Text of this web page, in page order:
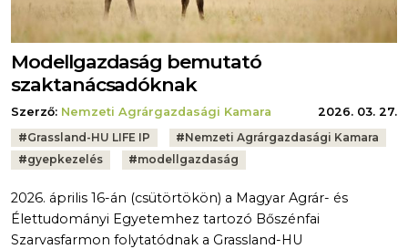
Modellgazdaság bemutató
szaktanácsadóknak
Szerző: Nemzeti Agrárgazdasági Kamara
2026. 03. 27.
Tags:
#Grassland-HU LIFE IP #Nemzeti Agrárgazdasági Kamara
#gyepkezelés #modellgazdaság
2026. április 16-án (csütörtökön) a Magyar Agrár- és
Élettudományi Egyetemhez tartozó Bőszénfai
Szarvasfarmon folytatódnak a Grassland-HU